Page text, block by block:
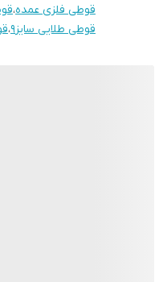
قوطی فلزی عمده،
قوطی طلایی سایز9 ،